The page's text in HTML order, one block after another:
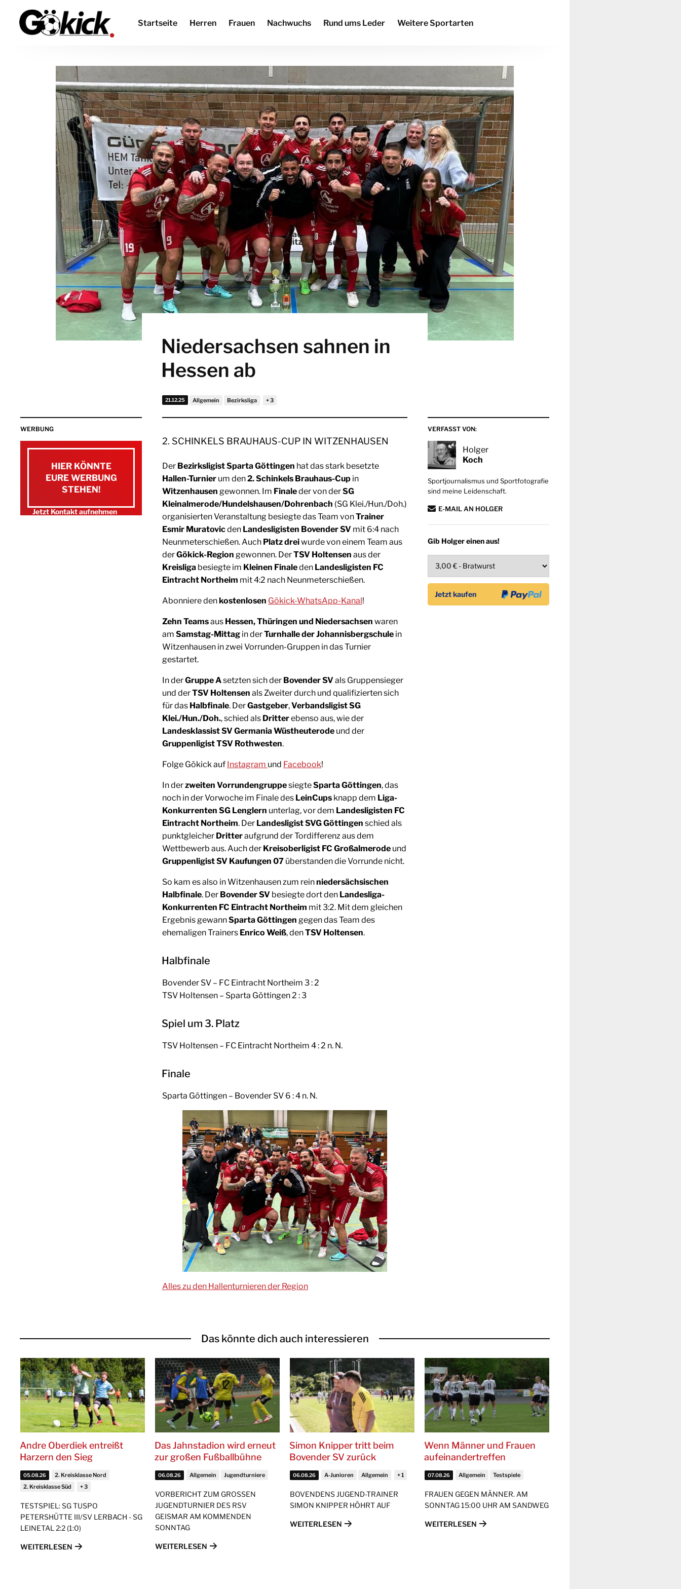
Startseite Herren Frauen Nachwuchs Rund ums Leder Weitere Sportarten
Niedersachsen sahnen in
Hessen ab
21.12.25 Allgemein Bezirksliga
WERBUNG
HIER KÖNNTE
EURE WERBUNG
STEHEN!
Jetzt Kontakt aufnehmen
2. SCHINKELS BRAUHAUS-CUP IN WITZENHAUSEN
Der Bezirksligist Sparta Göttingen hat das stark besetzte
Hallen-Turnier um den2. Schinkels Brauhaus-Cup in
Witzenhausen gewonnen. Im Finaleder von derSG
Kleinalmerode/Hundelshausen/Dohrenbach (SG Klei./Hun./Doh.)
organisierten Veranstaltung besiegte das Team vonTrainer
Esmir Muratovicden Landesligisten Bovender SV mit 6:4 nach
Neunmeterschießen. Auch Platz dreiwurde von einem Team aus
derGökick-Region gewonnen. DerTSV Holtensen aus der
Kreisliga besiegte im Kleinen Finaleden Landesligisten FC
Eintracht Northeim mit 4:2 nach Neunmeterschießen.
Abonniere denkostenlosen Gökick-WhatsApp-Kanal!
Zehn Teamsaus Hessen, Thüringen und Niedersachsen waren
am Samstag-Mittag in derTurnhalle der Johannisbergschule in
Witzenhausen in zwei Vorrunden-Gruppen in das Turnier
gestartet.
In derGruppe Asetzten sich der Bovender SVals Gruppensieger
und derTSV Holtensen als Zweiter durch und qualifizierten sich
für das Halbfinale. DerGastgeber,Verbandsligist SG
Klei./Hun./Doh., schied als Dritterebenso aus, wie der
Landesklassist SV Germania Wüstheuterode und der
Gruppenligist TSV Rothwesten.
Folge Gökick auf Instagram und Facebook!
In derzweiten VorrundengruppesiegteSparta Göttingen, das
noch in der Vorwoche im Finale des LeinCups knapp dem Liga-
Konkurrenten SG Lenglern unterlag, vor dem Landesligisten FC
Eintracht Northeim. Der Landesligist SVG Göttingen schied als
punktgleicher Dritteraufgrund der Tordifferenz aus dem
Wettbewerb aus. Auch der Kreisoberligist FC Großalmerode und
Gruppenligist SV Kaufungen 07 überstanden die Vorrunde nicht.
So kam es also in Witzenhausen zum reinniedersächsischen
Halbfinale. Der Bovender SV besiegte dort den Landesliga-
Konkurrenten FC Eintracht Northeim mit 3:2. Mit dem gleichen
Ergebnis gewannSparta Göttingen gegen das Team des
ehemaligen Trainers Enrico Weiß, denTSV Holtensen.
Halbfinale
Bovender SV – FC Eintracht Northeim 3 : 2
TSV Holtensen – Sparta Göttingen 2 : 3
Spiel um 3. Platz
TSV Holtensen – FC Eintracht Northeim 4 : 2 n. N.
Finale
Sparta Göttingen – Bovender SV 6 : 4 n. N.
Alles zu den Hallenturnieren der Region
VERFASST VON:
Holger
Koch
Sportjournalismus und Sportfotografie
sind meine Leidenschaft.
E-MAIL AN HOLGER
Gib Holger einen aus!
Das könnte dich auch interessieren
Andre Oberdiek entreißt
Harzern den Sieg
05.08.26
2. Kreisklasse Nord
2. Kreisklasse Süd
TESTSPIEL: SG TUSPO
PETERSHÜTTE III/SV LERBACH - SG
LEINETAL 2:2 (1:0)
WEITERLESEN
Das Jahnstadion wird erneut
zur großen Fußballbühne
06.08.26 Allgemein Jugendturniere
VORBERICHT ZUM GROSSEN
JUGENDTURNIER DES RSV
GEISMAR AM KOMMENDEN
SONNTAG
WEITERLESEN
Simon Knipper tritt beim
Bovender SV zurück
06.08.26 A-Junioren Allgemein
BOVENDENS JUGEND-TRAINER
SIMON KNIPPER HÖHRT AUF
WEITERLESEN
Wenn Männer und Frauen
aufeinandertreffen
07.08.26 Allgemein Testspiele
FRAUEN GEGEN MÄNNER. AM
SONNTAG 15:00 UHR AM SANDWEG
WEITERLESEN